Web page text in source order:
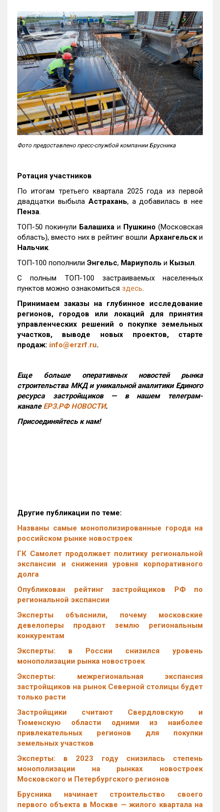
Фото предоставлено пресс-службой компании Брусника
Ротация участников
По итогам третьего квартала 2025 года из первой
двадцатки выбыла Астрахань, а добавилась в нее
Пенза.
ТОП-50 покинули Балашиха и Пушкино (Московская
область), вместо них в рейтинг вошли Архангельски
Нальчик.
ТОП-100 пополнили Энгельс, Мариуполь и Кызыл.
С полным ТОП-100 застраиваемых населенных
пунктов можно ознакомиться здесь.
Принимаем заказы на глубинное исследование
регионов, городов или локаций для принятия
управленческих решений о покупке земельных
участков, выводе новых проектов, старте
продаж: info@erzrf.ru.
Еще больше оперативных новостей рынка
строительства МКД и уникальной аналитики Единого
ресурса застройщиков — в нашем телеграм-
канале ЕРЗ.РФ НОВОСТИ.
Присоединяйтесь к нам!
Другие публикации по теме:
Названы самые монополизированные города на
российском рынке новостроек
ГК Самолет продолжает политику региональной
экспансии и снижения уровня корпоративного
долга
Опубликован рейтинг застройщиков РФ по
региональной экспансии
Эксперты объяснили, почему московские
девелоперы продают землю региональным
конкурентам
Эксперты: в России снизился уровень
монополизации рынка новостроек
Эксперты: межрегиональная экспансия
застройщиков на рынок Северной столицы будет
только расти
Застройщики считают Свердловскую и
Тюменскую области одними из наиболее
привлекательных регионов для покупки
земельных участков
Эксперты: в 2023 году снизилась степень
монополизации на рынках новостроек
Московского и Петербургского регионов
Брусника начинает строительство своего
первого объекта в Москве — жилого квартала на